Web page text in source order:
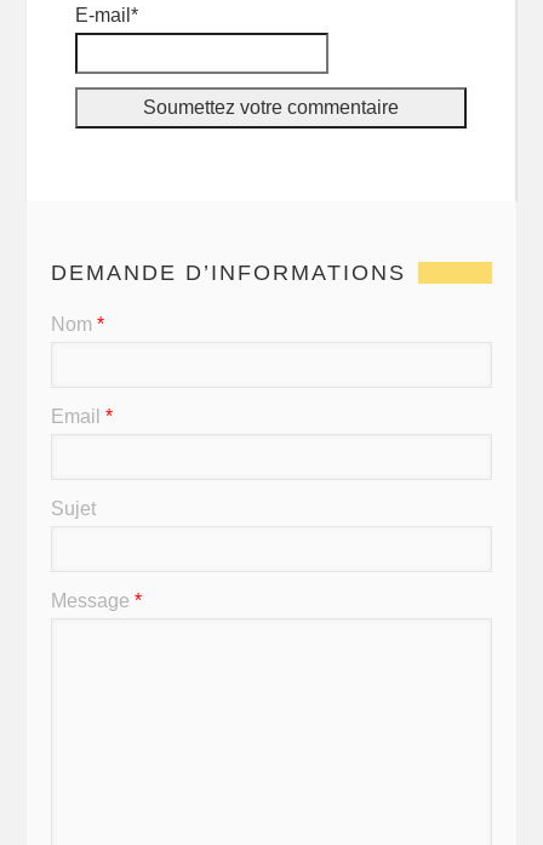
E-mail*
DEMANDE D’INFORMATIONS
Nom*
Email*
Sujet
Message*